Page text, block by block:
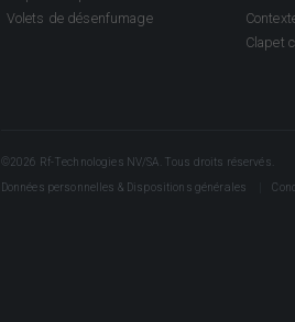
Volets de désenfumage
Clapet
©2026 Rf-Technologies NV/SA. Tous droits réservés.
Données personnelles & Dispositions générales